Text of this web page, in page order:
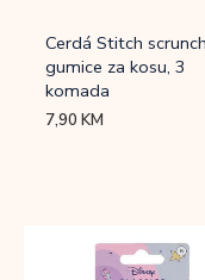
Cerdá Stitch
gumice za kosu, 3
komada
7,90KM